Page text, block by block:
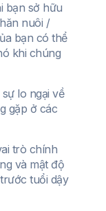
bạn sở hữu
nuôi /
bạn có thể
khi chúng
lo ngại về
gặp ở các
trò chính
và mật độ
tuổi dậy